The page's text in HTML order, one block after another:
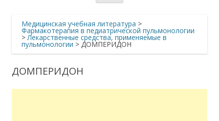
Медицинская учебная литература >
Фармакотерапия в педиатрической пульмонологии
>Лекарственные средства, применяемые в
пульмонологии > ДОМПЕРИДОН
ДОМПЕРИДОН